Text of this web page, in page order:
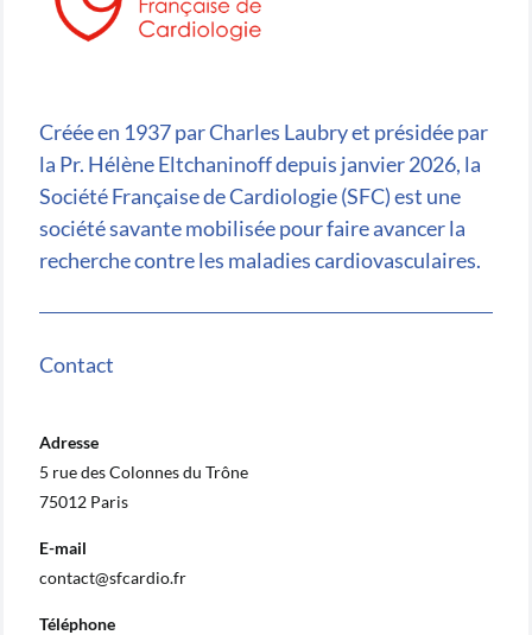
Créée en 1937 par Charles Laubry et présidée par
la Pr. Hélène Eltchaninoff depuis janvier 2026, la
Société Française de Cardiologie (SFC) est une
société savante mobilisée pour faire avancer la
recherche contre les maladies cardiovasculaires.
Contact
Adresse
5 rue des Colonnes du Trône
75012 Paris
E-mail
contact@sfcardio.fr
Téléphone